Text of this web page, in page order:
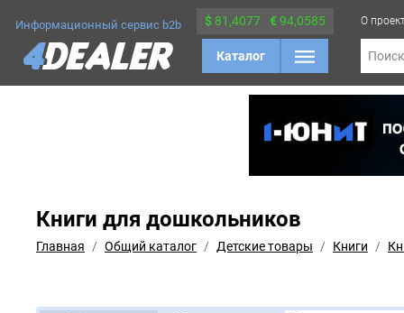
Информационный сервис b2b $ 81,4077 €94,0585
Каталог
О
Поиск
Книги для дошкольников
Главная Общий каталог Детские товары Книги